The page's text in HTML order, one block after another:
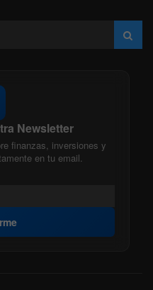
Newsletter
finanzas, inversiones y
en tu email.